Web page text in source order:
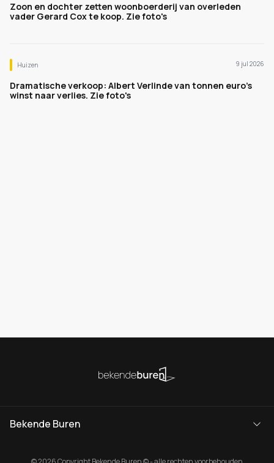
Zoon en dochter zetten woonboerderij van overleden
vader Gerard Cox te koop. Zie foto's
Huizen 9 jul 2026
Dramatische verkoop: Albert Verlinde van tonnen euro's
winst naar verlies. Zie foto's
Bekende Buren